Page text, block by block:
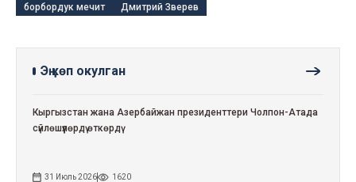
борбордук мечит Дмитрий Зверев
Эң көп окулган
Кыргызстан жана Азербайжан президенттери Чолпон-Атада
сүйлөшүүлөрдү өткөрдү
31 Июль 2026 1620